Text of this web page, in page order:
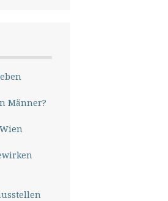
Männer?